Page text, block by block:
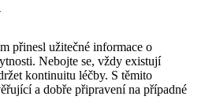
přinesl užitečné informace o
Nebojte se, vždy existují
kontinuitu léčby. S těmito
a dobře připravení na případné